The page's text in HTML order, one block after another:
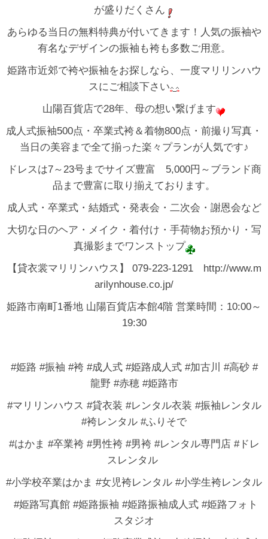
が盛りだくさん
あらゆる当日の無料特典が付いてきます！人気の振袖や
有名なデザインの振袖も袴も多数ご用意。
姫路市近郊で袴や振袖をお探しなら、一度マリリンハウ
スにご相談下さい
山陽百貨店で28年、母の想い繋げます
成人式振袖500点・卒業式袴＆着物800点・前撮り写真・
当日の美容まで全て揃った楽々プランが人気です♪
ドレスは7～23号までサイズ豊富 5,000円～ブランド商
品まで豊富に取り揃えております。
成人式・卒業式・結婚式・発表会・二次会・謝恩会など
大切な日のヘア・メイク・着付け・手荷物お預かり・写
真撮影までワンストップ
【貸衣裳マリリンハウス】 079-223-1291 http://www.m
arilynhouse.co.jp/
姫路市南町1番地 山陽百貨店本館4階 営業時間：10:00～
19:30
#姫路 #振袖 #袴 #成人式 #姫路成人式 #加古川 #高砂 #
龍野 #赤穂 #姫路市
#マリリンハウス #貸衣装 #レンタル衣装 #振袖レンタル
#袴レンタル #ふりそで
#はかま #卒業袴 #男性袴 #男袴 #レンタル専門店 #ドレ
スレンタル
#小学校卒業はかま #女児袴レンタル #小学生袴レンタル
#姫路写真館 #姫路振袖 #姫路振袖成人式 #姫路フォト
スタジオ